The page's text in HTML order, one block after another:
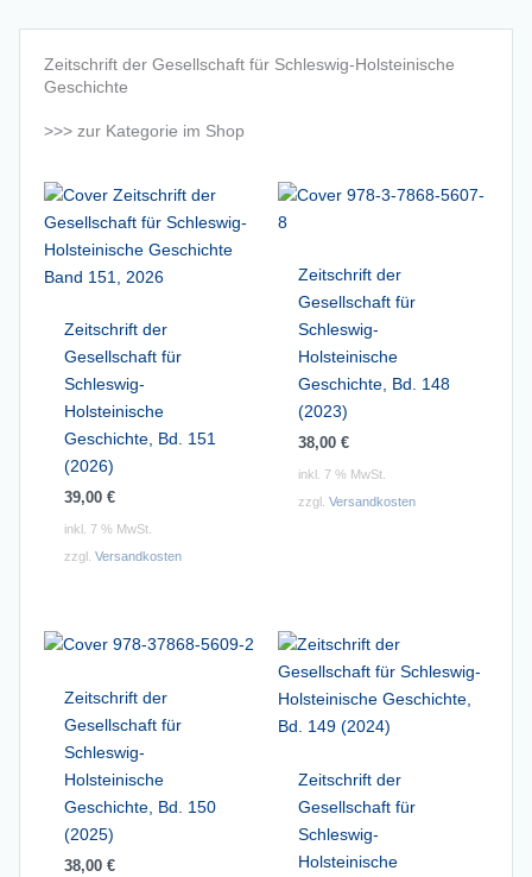
Zeitschrift der Gesellschaft für Schleswig-Holsteinische
Geschichte
>>> zur Kategorie im Shop
Zeitschrift der
Gesellschaft für
Schleswig-
Holsteinische
Geschichte, Bd. 151
(2026)
39,00 €
inkl. 7 % MwSt.
zzgl. Versandkosten
Zeitschrift der
Gesellschaft für
Schleswig-
Holsteinische
Geschichte, Bd. 148
(2023)
38,00 €
inkl. 7 % MwSt.
zzgl. Versandkosten
Zeitschrift der
Gesellschaft für
Schleswig-
Holsteinische
Geschichte, Bd. 150
(2025)
38,00 €
Zeitschrift der
Gesellschaft für
Schleswig-
Holsteinische